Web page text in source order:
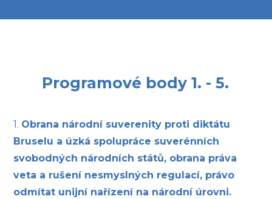
Programové body 1. - 5.
1. Obrana národní suverenity proti diktátu
Bruselu a úzká spolupráce suverénních
svobodných národních států, obrana práva
veta a rušení nesmyslných regulací, právo
odmítat unijní nařízení na národní úrovni.